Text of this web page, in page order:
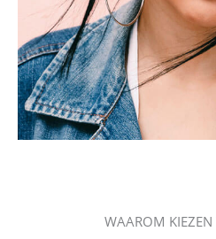
WAAROM KIEZEN